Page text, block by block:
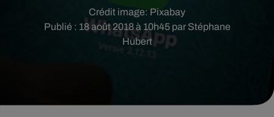
Publié : 18 août 2018 à 10h45 par Stéphane
Hubert
Crédit image: Pixabay